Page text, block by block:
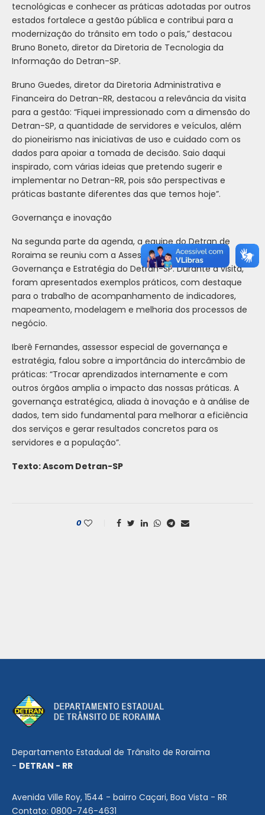
tecnológicas e conhecer as práticas adotadas por outros
estados fortalece a gestão pública e contribui para a
modernização do trânsito em todo o país,” destacou
Bruno Boneto, diretor da Diretoria de Tecnologia da
Informação do Detran-SP.
Bruno Guedes, diretor da Diretoria Administrativa e
Financeira do Detran-RR, destacou a relevância da visita
para a gestão: “Fiquei impressionado com a dimensão do
Detran-SP, a quantidade de servidores e veículos, além
do pioneirismo nas iniciativas de uso e cuidado com os
dados para apoiar a tomada de decisão. Saio daqui
inspirado, com várias ideias que pretendo sugerir e
implementar no Detran-RR, pois são perspectivas e
práticas bastante diferentes das que temos hoje”.
Governança e inovação
Na segunda parte da agenda, a equipe do Detran de
Roraima se reuniu com a Assessoria Especial de
Governança e Estratégia do Detran-SP. Durante a visita,
foram apresentados exemplos práticos, com destaque
para o trabalho de acompanhamento de indicadores,
mapeamento, modelagem e melhoria dos processos de
negócio.
Iberê Fernandes, assessor especial de governança e
estratégia, falou sobre a importância do intercâmbio de
práticas: “Trocar aprendizados internamente e com
outros órgãos amplia o impacto das nossas práticas. A
governança estratégica, aliada à inovação e à análise de
dados, tem sido fundamental para melhorar a eficiência
dos serviços e gerar resultados concretos para os
servidores e a população”.
Texto: Ascom Detran-SP
0
Departamento Estadual de Trânsito de Roraima
- DETRAN - RR
Avenida Ville Roy, 1544 - bairro Caçari, Boa Vista - RR
Contato: 0800-746-4631